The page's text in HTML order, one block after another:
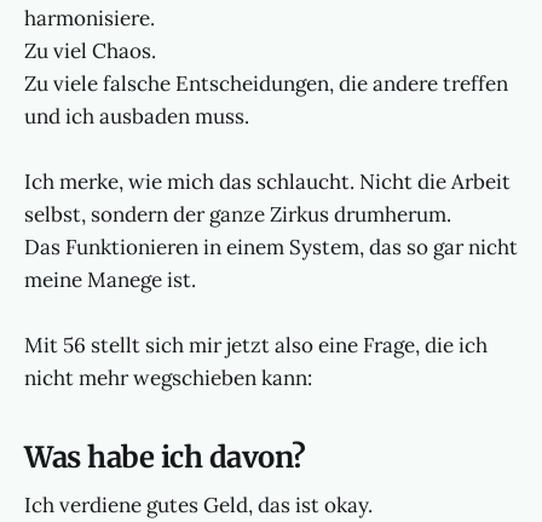
harmonisiere.
Zu viel Chaos.
Zu viele falsche Entscheidungen, die andere treffen
und ich ausbaden muss.
Ich merke, wie mich das schlaucht. Nicht die Arbeit
selbst, sondern der ganze Zirkus drumherum.
Das Funktionieren in einem System, das so gar nicht
meine Manege ist.
Mit 56 stellt sich mir jetzt also eine Frage, die ich
nicht mehr wegschieben kann:
Was habe ich davon?
Ich verdiene gutes Geld, das ist okay.